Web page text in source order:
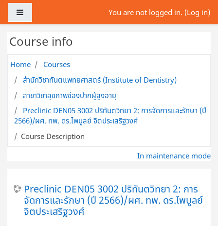
Skip to main content
You are not logged in. (Log in)
Course info
Home
Courses
สำนักวิชาทันตแพทยศาสตร์ (Institute of Dentistry)
สาขาวิชาสุขภาพช่องปากผู้สูงอายุ
Preclinic DEN05 3002 ปริทันตวิทยา 2: การจัดการและรักษา (ปี
2566)/ผศ. ทพ. ดร.ไพบูลย์ จิตประเสริฐวงศ์
Course Description
In maintenance mode
Preclinic DEN05 3002 ปริทันตวิทยา 2: การ
จัดการและรักษา (ปี 2566)/ผศ. ทพ. ดร.ไพบูลย์
จิตประเสริฐวงศ์